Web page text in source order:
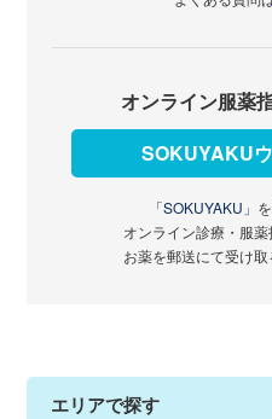
オンライン服薬
SOKUYAKU
「SOKUYAKU」
オンライン診療・服
お薬を郵送にて受け
エリアで探す